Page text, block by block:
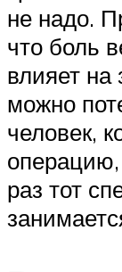
не надо.
что боль
влияет на
можно
человек,
раз тот